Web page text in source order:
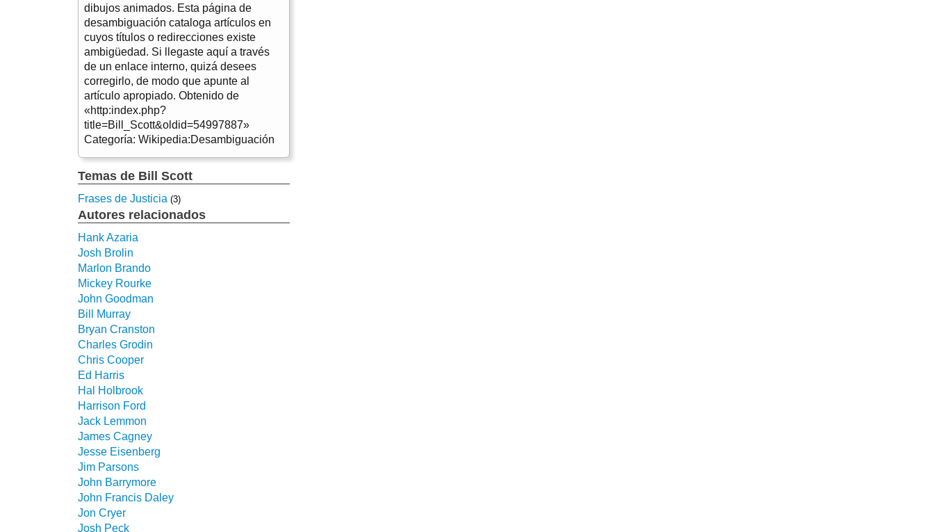
dibujos animados. Esta página de
desambiguación cataloga artículos en
cuyos títulos o redirecciones existe
ambigüedad. Si llegaste aquí a través
de un enlace interno, quizá desees
corregirlo, de modo que apunte al
artículo apropiado. Obtenido de
«http:index.php?
title=Bill_Scott&oldid=54997887»
Categoría: Wikipedia:Desambiguación
Temas de Bill Scott
Frases de Justicia (3)
Autores relacionados
Hank Azaria
Josh Brolin
Marlon Brando
Mickey Rourke
John Goodman
Bill Murray
Bryan Cranston
Charles Grodin
Chris Cooper
Ed Harris
Hal Holbrook
Harrison Ford
Jack Lemmon
James Cagney
Jesse Eisenberg
Jim Parsons
John Barrymore
John Francis Daley
Jon Cryer
Josh Peck